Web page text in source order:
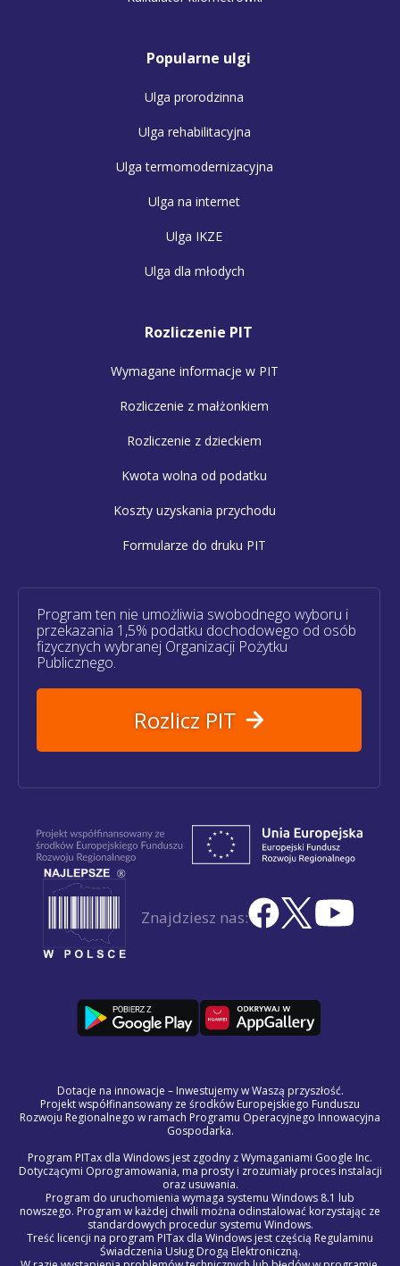
Popularne ulgi
Ulga prorodzinna
Ulga rehabilitacyjna
Ulga termomodernizacyjna
Ulga na internet
Ulga IKZE
Ulga dla młodych
Rozliczenie PIT
Wymagane informacje w PIT
Rozliczenie z małżonkiem
Rozliczenie z dzieckiem
Kwota wolna od podatku
Koszty uzyskania przychodu
Formularze do druku PIT
Program ten nie umożliwia swobodnego wyboru i
przekazania 1,5% podatku dochodowego od osób
fizycznych wybranej Organizacji Pożytku
Publicznego.
Rozlicz PIT
Znajdziesz nas:
Dotacje na innowacje – Inwestujemy w Waszą przyszłość.
Projekt współfinansowany ze środków Europejskiego Funduszu
Rozwoju Regionalnego w ramach Programu Operacyjnego Innowacyjna
Gospodarka.
Program PITax dla Windows jest zgodny z Wymaganiami Google Inc.
Dotyczącymi Oprogramowania, ma prosty i zrozumiały proces instalacji
oraz usuwania.
Program do uruchomienia wymaga systemu Windows 8.1 lub
nowszego. Program w każdej chwili można odinstalować korzystając ze
standardowych procedur systemu Windows.
Treść licencji na program PITax dla Windows jest częścią Regulaminu
Świadczenia Usług Drogą Elektroniczną.